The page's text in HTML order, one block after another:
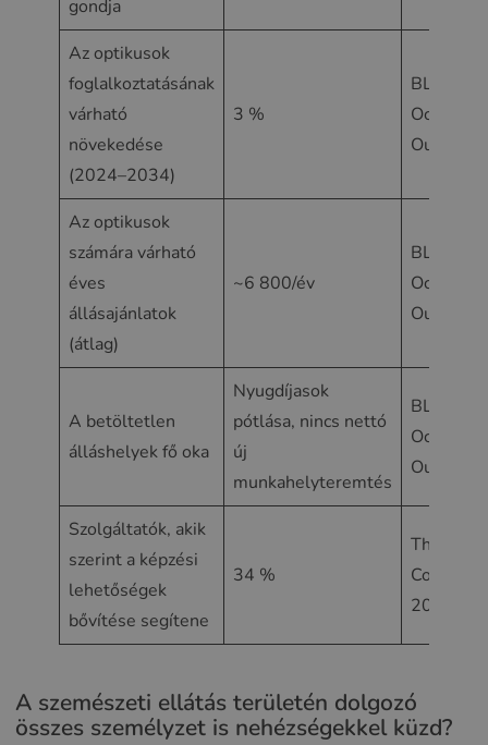
gondja
Az optikusok
foglalkoztatásának
várható
növekedése
(2024–2034)
3 %
BLS
Outlook
Az optikusok
számára várható
éves
állásajánlatok
(átlag)
~6 800/év
BLS
Outlook
A betöltetlen
álláshelyek fő oka
Nyugdíjasok
pótlása, nincs nettó
új
munkahelyteremtés
BLS
Outlook
Szolgáltatók, akik
szerint a képzési
lehetőségek
bővítése segítene
34 %
The
Council,
2025.
A szemészeti ellátás területén dolgozó
összes személyzet is nehézségekkel küzd?